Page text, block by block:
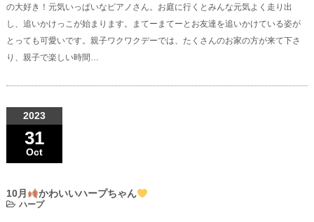
の大好き！元気いっぱいなピアノさん。お庭に行くとみんな元気よく走り出
し、追いかけっこが始まります。まてーまてーとお友達を追いかけている姿が
とっても可愛いです。親子ワクワクデーでは、たくさんのお家の方が来て下さ
り、親子で楽しい時間…
2023
31
Oct
10月 かわいいハープちゃん
ハープ